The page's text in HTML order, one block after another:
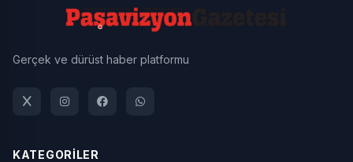
Gerçek ve dürüst haber platformu
KATEGORİLER